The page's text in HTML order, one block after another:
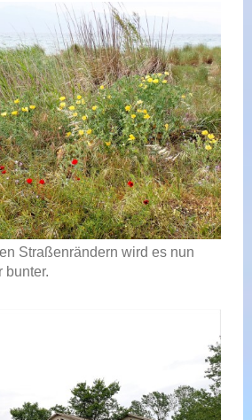
Straßenrändern wird es nun
bunter.